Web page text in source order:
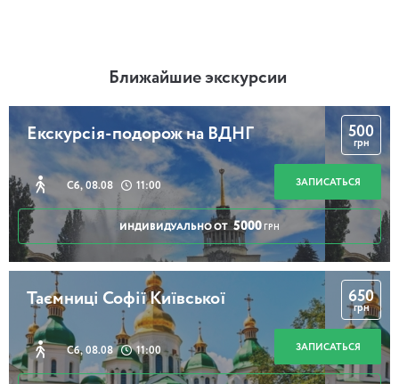
Ближайшие экскурсии
Екскурсія-подорож на ВДНГ
Сб, 08.08 11:00
500
грн
ЗАПИСАТЬСЯ
ИНДИВИДУАЛЬНО ОТ 5000 ГРН
Таємниці Софії Київської
Сб, 08.08 11:00
650
грн
ЗАПИСАТЬСЯ